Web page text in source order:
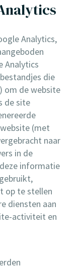
Analytics,
Analytics
die
om de website
de site
(met
naar
in de
informatie
op te stellen
diensten aan
activiteit en